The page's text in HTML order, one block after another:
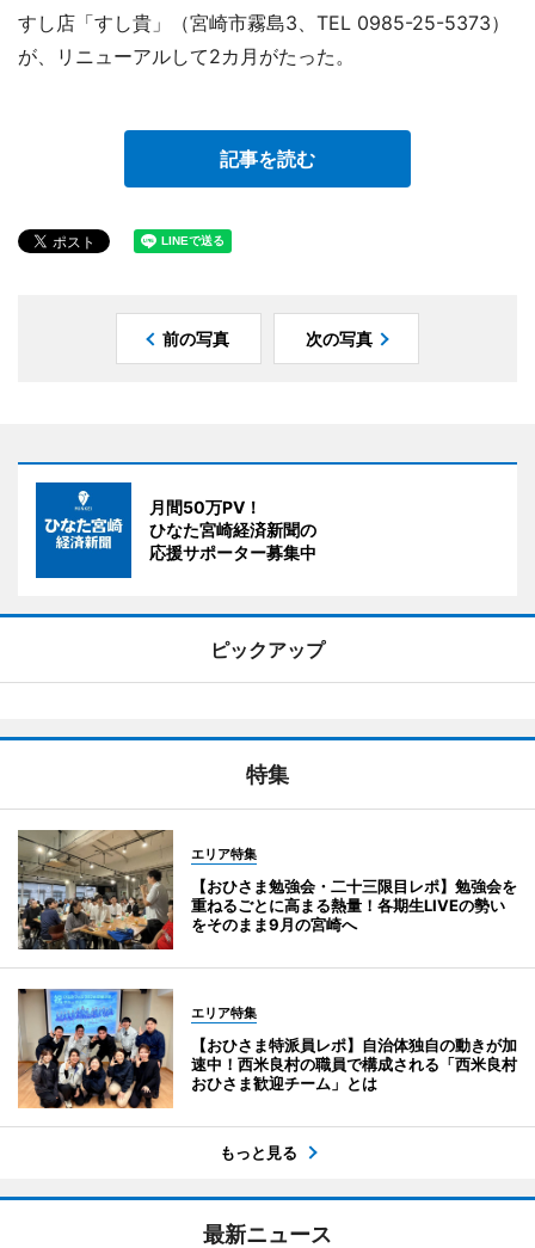
すし店「すし貴」（宮崎市霧島3、TEL 0985-25-5373）
が、リニューアルして2カ月がたった。
記事を読む
前の写真 次の写真
月間50万PV！
ひなた宮崎経済新聞の
応援サポーター募集中
ピックアップ
特集
エリア特集
【おひさま勉強会・二十三限目レポ】勉強会を
重ねるごとに高まる熱量！各期生LIVEの勢い
をそのまま9月の宮崎へ
エリア特集
【おひさま特派員レポ】自治体独自の動きが加
速中！西米良村の職員で構成される「西米良村
おひさま歓迎チーム」とは
もっと見る
最新ニュース